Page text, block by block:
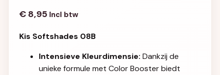
€ 8,95 Incl btw
Kis Softshades 08B
Intensieve Kleurdimensie: Dankzij de
unieke formule met Color Booster biedt